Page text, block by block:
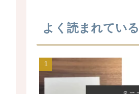
よく読まれてい